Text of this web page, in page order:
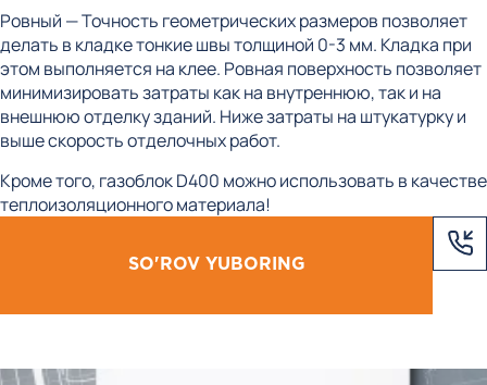
Ровный — Точность геометрических размеров позволяет
делать в кладке тонкие швы толщиной 0-3 мм. Кладка при
этом выполняется на клее. Ровная поверхность позволяет
минимизировать затраты как на внутреннюю, так и на
внешнюю отделку зданий. Ниже затраты на штукатурку и
выше скорость отделочных работ.
Кроме того, газоблок D400 можно использовать в качестве
теплоизоляционного материала!
SO'ROV YUBORING